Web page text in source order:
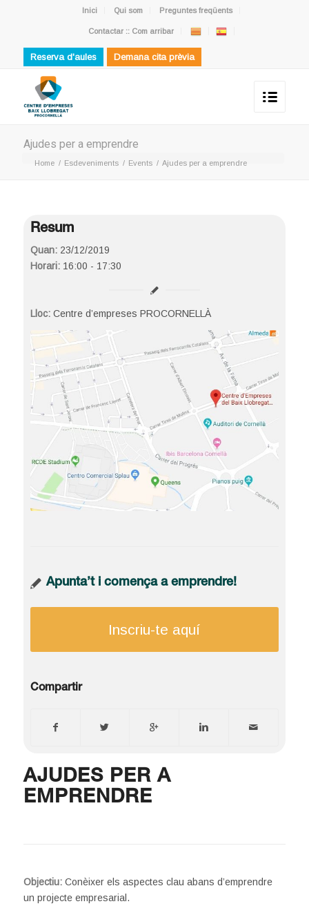
Inici Qui som Preguntes freqüents
Contactar :: Com arribar
Reserva d'aules Demana cita prèvia
Ajudes per a emprendre
Home / Esdeveniments / Events / Ajudes per a emprendre
Resum
Quan:23/12/2019
Horari:16:00 - 17:30
Lloc:Centre d’empreses PROCORNELLÀ
Apunta’t i comença a emprendre!
Inscriu-te aquí
Compartir
AJUDES PER A
EMPRENDRE
Objectiu: Conèixer els aspectes clau abans d’emprendre
un projecte empresarial.